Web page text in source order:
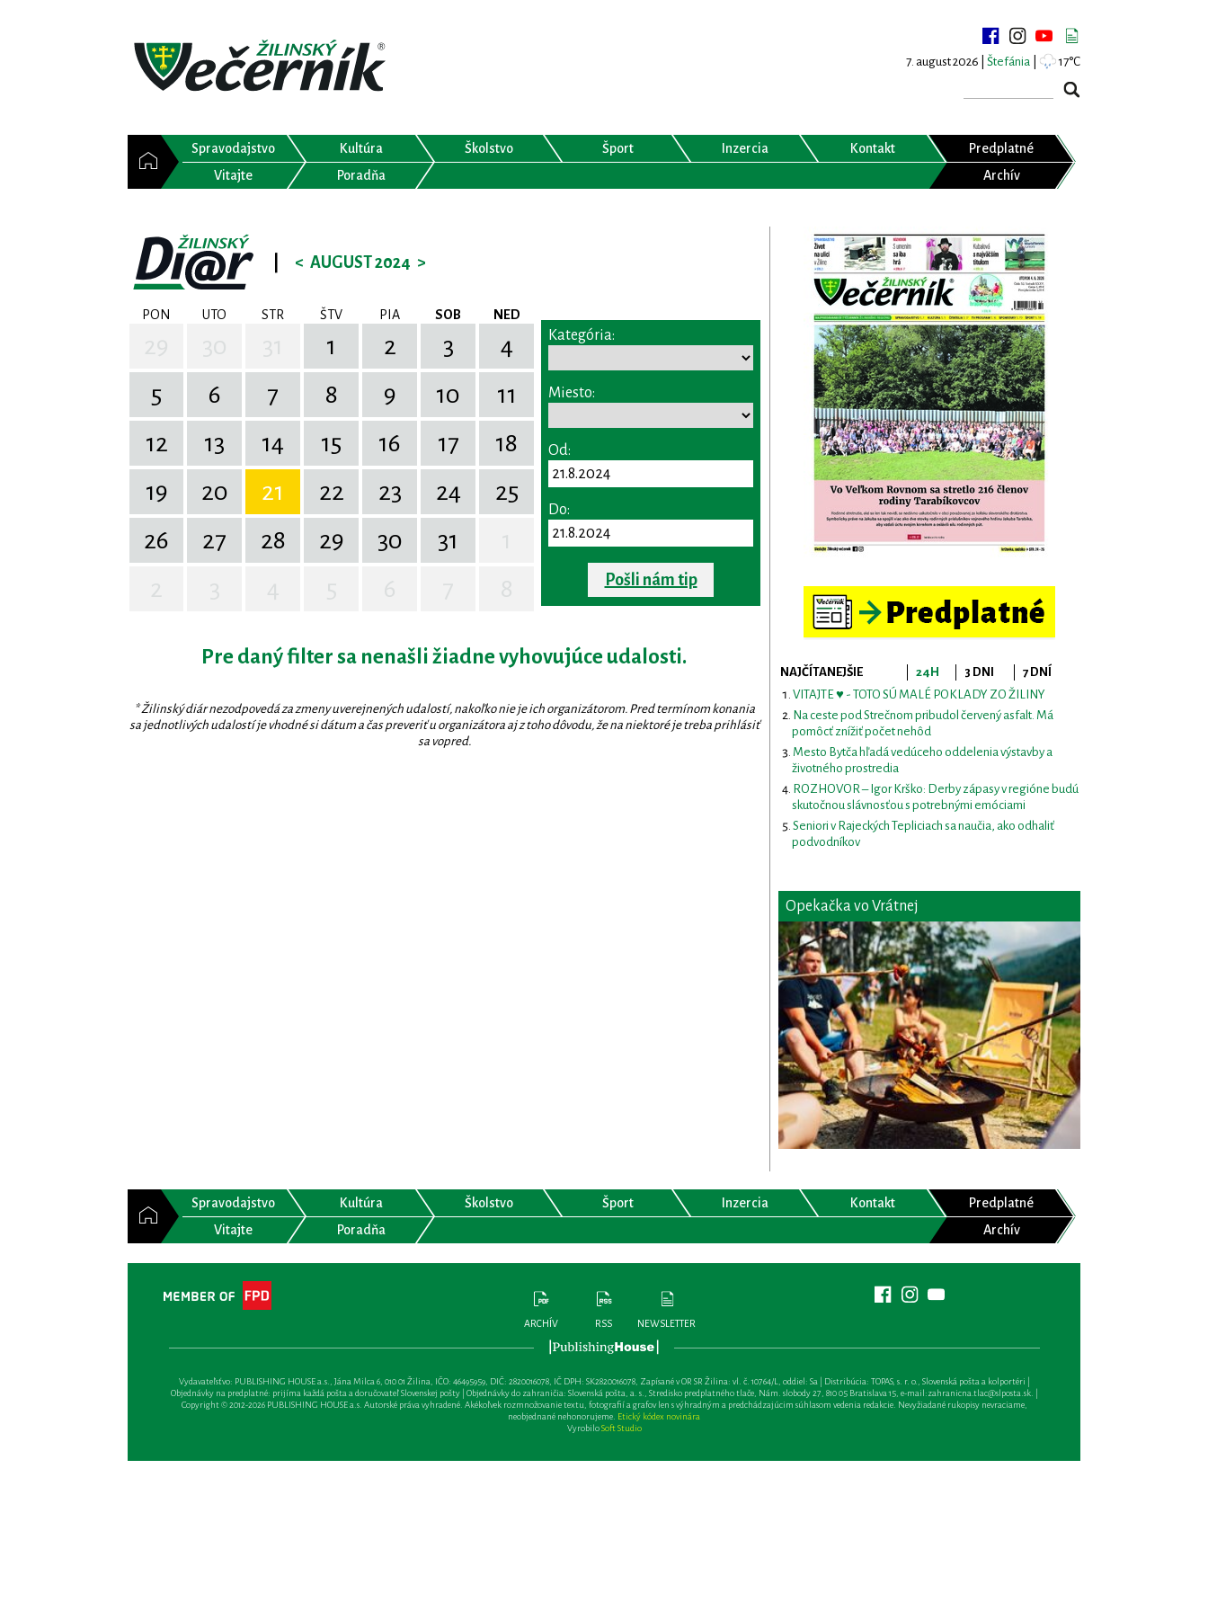
7. august 2026 | Štefánia 17°C
Spravodajstvo Kultúra Školstvo Šport Inzercia Kontakt
Predplatné
Vitajte
Poradňa Archív
< AUGUST 2024 >
PON UTO STR ŠTV PIA SOB NED
1 2 3
4
5
6 7 8 9 10
11
12
13 14 15 16 17
18
19
20 21 22 23 24
25
26
27 28 29 30 31
Kategória:
Miesto:
Od:
Do:
Pošli nám tip
Pre daný filter sa nenašli žiadne vyhovujúce udalosti.
* Žilinský diár nezodpovedá za zmeny uverejnených udalostí, nakoľko nie je ich organizátorom. Pred termínom konania
sa jednotlivých udalostí je vhodné si dátum a čas preveriť u organizátora aj z toho dôvodu, že na niektoré je treba prihlásiť
sa vopred.
NAJČÍTANEJŠIE 24H 3 DNI
7 DNÍ
VITAJTE ♥ - TOTO SÚ MALÉ POKLADY ZO ŽILINY
Na ceste pod Strečnom pribudol červený asfalt. Má
pomôcť znížiť počet nehôd
Mesto Bytča hľadá vedúceho oddelenia výstavby a
životného prostredia
ROZHOVOR – Igor Krško: Derby zápasy v regióne budú
skutočnou slávnosťou s potrebnými emóciami
Seniori v Rajeckých Tepliciach sa naučia, ako odhaliť
podvodníkov
Opekačka vo Vrátnej
Spravodajstvo Kultúra Školstvo Šport Inzercia Kontakt
Predplatné
Vitajte
Poradňa Archív
ARCHÍV RSS NEWSLETTER
Vydavateľsťvo: PUBLISHING HOUSE a.s., Jána Milca 6, 010 01 Žilina, IČO: 46495959, DIČ: 2820016078, IČ DPH: SK2820016078, Zapísané v OR SR Žilina: vl. č. 10764/L, oddiel: Sa | Distribúcia: TOPAS, s. r. o., Slovenská pošta a kolportéri |
Objednávky na predplatné: prijíma každá pošta a doručovateľ Slovenskej pošty | Objednávky do zahraničia: Slovenská pošta, a. s., Stredisko predplatného tlače, Nám. slobody 27, 810 05 Bratislava 15, e-mail:zahranicna.tlac@slposta.sk. |
Copyright © 2012-2026 PUBLISHING HOUSE a.s. Autorské práva vyhradené. Akékoľvek rozmnožovanie textu, fotografií a grafov len s výhradným a predchádzajúcim súhlasom vedenia redakcie. Nevyžiadané rukopisy nevraciame,
neobjednané nehonorujeme. Etický kódex novinára
VyrobiloSoft Studio